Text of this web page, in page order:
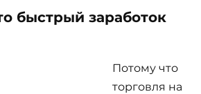
быстрый заработок
Потому что
торговля на